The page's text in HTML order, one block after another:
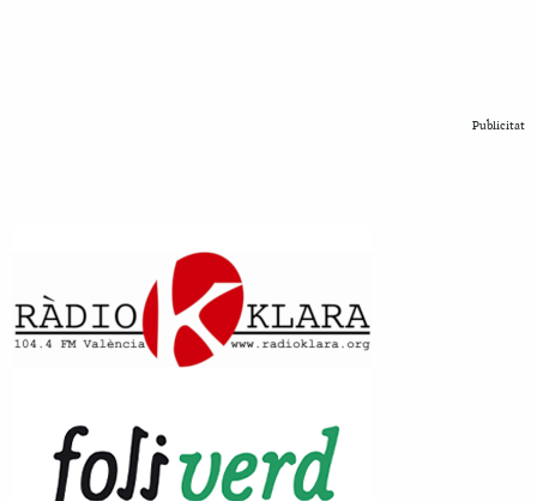
Publicitat